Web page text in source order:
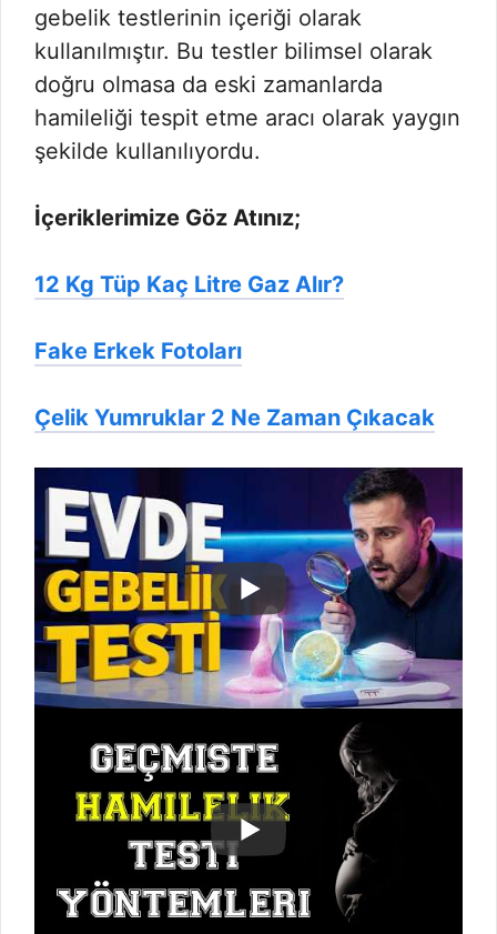
gebelik testlerinin içeriği olarak
kullanılmıştır. Bu testler bilimsel olarak
doğru olmasa da eski zamanlarda
hamileliği tespit etme aracı olarak yaygın
şekilde kullanılıyordu.
İçeriklerimize Göz Atınız;
12 Kg Tüp Kaç Litre Gaz Alır?
Fake Erkek Fotoları
Çelik Yumruklar 2 Ne Zaman Çıkacak